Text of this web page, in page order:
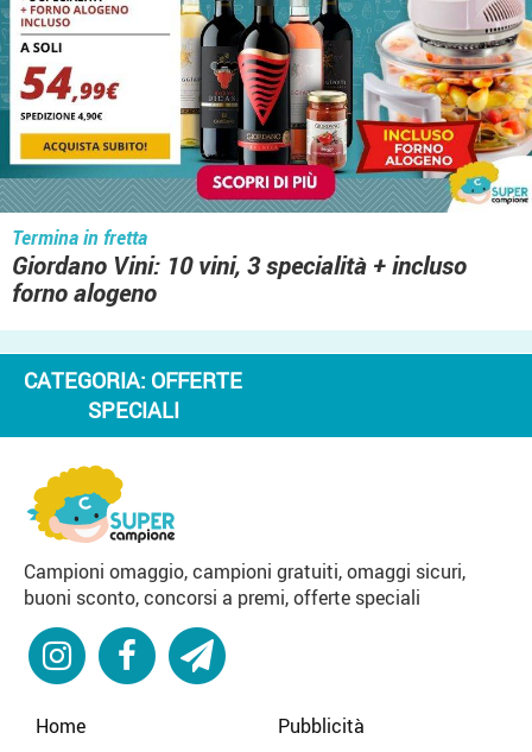
Termina in fretta
Giordano Vini: 10 vini, 3 specialità + incluso
forno alogeno
CATEGORIA: OFFERTE
SPECIALI
Campioni omaggio, campioni gratuiti, omaggi sicuri,
buoni sconto, concorsi a premi, offerte speciali
Home
Pubblicità